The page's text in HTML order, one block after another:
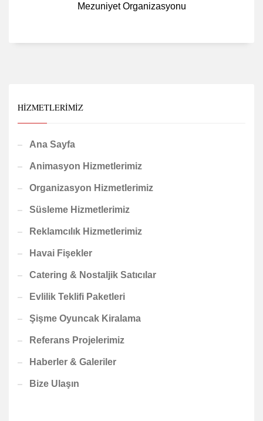
Mezuniyet Organizasyonu
HIZMETLERIMIZ
Ana Sayfa
Animasyon Hizmetlerimiz
Organizasyon Hizmetlerimiz
Süsleme Hizmetlerimiz
Reklamcılık Hizmetlerimiz
Havai Fişekler
Catering & Nostaljik Satıcılar
Evlilik Teklifi Paketleri
Şişme Oyuncak Kiralama
Referans Projelerimiz
Haberler & Galeriler
Bize Ulaşın